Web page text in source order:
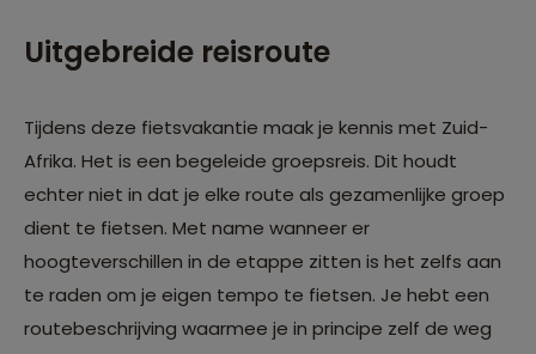
Uitgebreide reisroute
Tijdens deze fietsvakantie maak je kennis met Zuid-
Afrika. Het is een begeleide groepsreis. Dit houdt
echter niet in dat je elke route als gezamenlijke groep
dient te fietsen. Met name wanneer er
hoogteverschillen in de etappe zitten is het zelfs aan
te raden om je eigen tempo te fietsen. Je hebt een
routebeschrijving waarmee je in principe zelf de weg